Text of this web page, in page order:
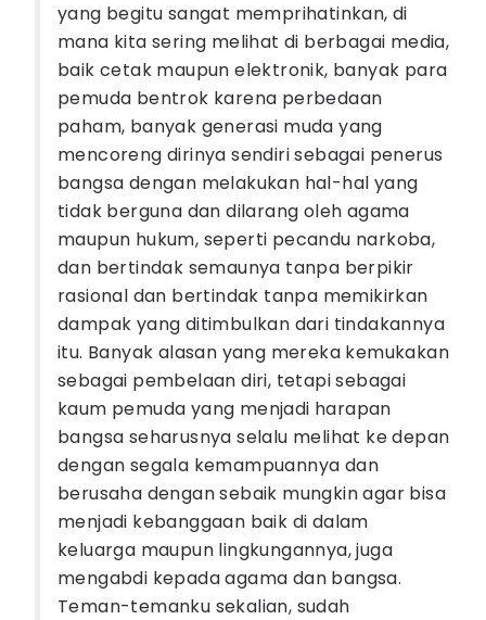
yang begitu sangat memprihatinkan, di
mana kita sering melihat di berbagai media,
baik cetak maupun elektronik, banyak para
pemuda bentrok karena perbedaan
paham, banyak generasi muda yang
mencoreng dirinya sendiri sebagai penerus
bangsa dengan melakukan hal-hal yang
tidak berguna dan dilarang oleh agama
maupun hukum, seperti pecandu narkoba,
dan bertindak semaunya tanpa berpikir
rasional dan bertindak tanpa memikirkan
dampak yang ditimbulkan dari tindakannya
itu. Banyak alasan yang mereka kemukakan
sebagai pembelaan diri, tetapi sebagai
kaum pemuda yang menjadi harapan
bangsa seharusnya selalu melihat ke depan
dengan segala kemampuannya dan
berusaha dengan sebaik mungkin agar bisa
menjadi kebanggaan baik di dalam
keluarga maupun lingkungannya, juga
mengabdi kepada agama dan bangsa.
Teman-temanku sekalian, sudah